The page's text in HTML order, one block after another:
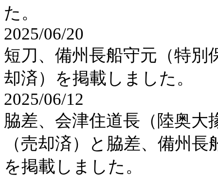
た。
2025/06/20
短刀、備州長船守元（特別
却済）を掲載しました。
2025/06/12
脇差、会津住道長（陸奥大
（売却済）と脇差、備州
を掲載しました。